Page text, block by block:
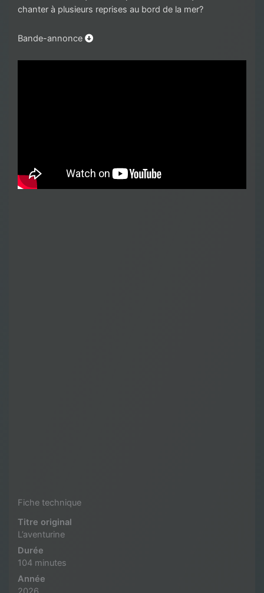
chanter à plusieurs reprises au bord de la mer?
Bande-annonce
Fiche technique
Titre original
L’aventurine
Durée
104 minutes
Année